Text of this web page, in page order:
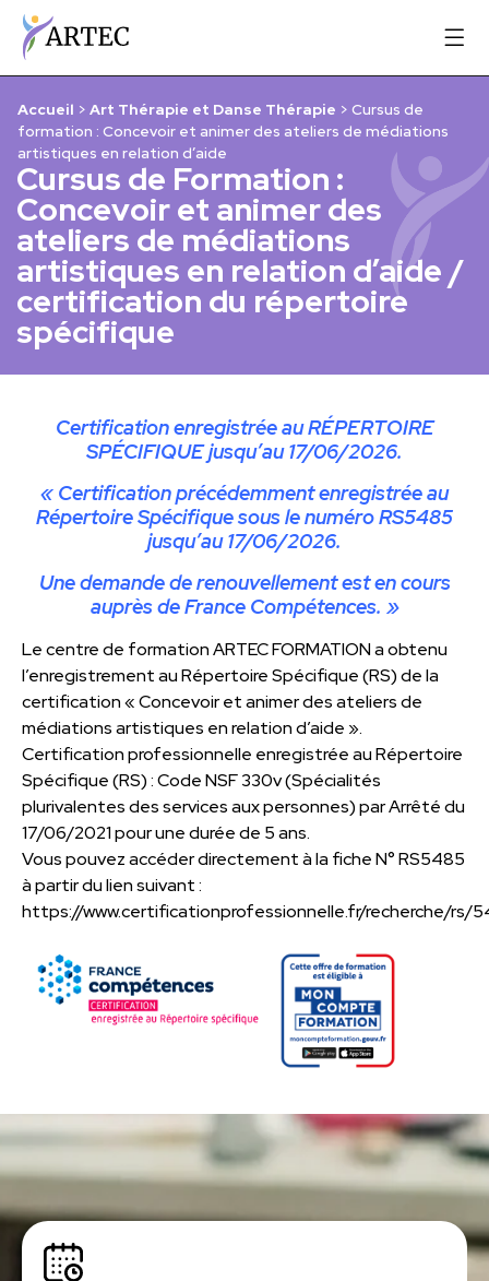
Accueil > Art Thérapie et Danse Thérapie > Cursus de
formation : Concevoir et animer des ateliers de médiations
artistiques en relation d’aide
Cursus de Formation :
Concevoir et animer des
ateliers de médiations
artistiques en relation d’aide /
certification du répertoire
spécifique
Certification enregistrée au RÉPERTOIRE
SPÉCIFIQUE jusqu’au 17/06/2026.
« Certificationprécédemment enregistrée au
Répertoire Spécifique sous le numéro RS5485
jusqu’au 17/06/2026.
Une demande de renouvellement est en cours
auprès de France Compétences. »
Le centre de formation ARTEC FORMATION a obtenu
l’enregistrement au Répertoire Spécifique (RS) de la
certification « Concevoir et animer des ateliers de
médiations artistiques en relation d’aide ».
Certification professionnelle enregistrée au Répertoire
Spécifique (RS) : Code NSF 330v (Spécialités
plurivalentes des services aux personnes) par Arrêté du
17/06/2021 pour une durée de 5 ans.
Vous pouvez accéder directement à la fiche N° RS5485
à partir du lien suivant :
https://www.certificationprofessionnelle.fr/recherche/rs/